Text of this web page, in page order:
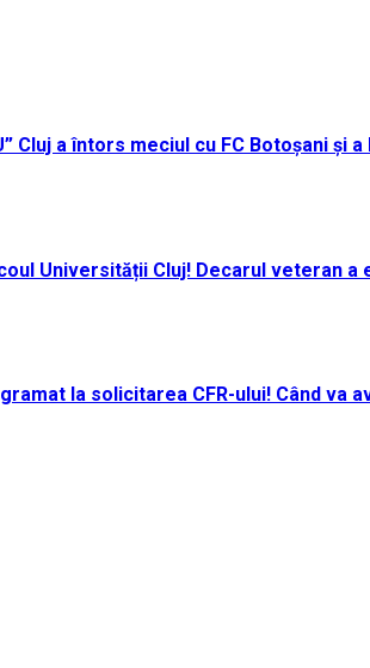
Cluj a întors meciul cu FC Botoșani
Universității Cluj! Decarul veteran
la solicitarea CFR-ului! Când va